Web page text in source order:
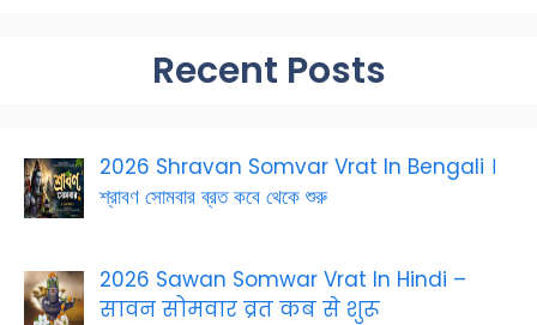
Recent Posts
2026 Shravan Somvar Vrat In Bengali ।
শ্রাবণ সোমবার ব্রত কবে থেকে শুরু
2026 Sawan Somwar Vrat In Hindi –
सावन सोमवार व्रत कब से शुरू